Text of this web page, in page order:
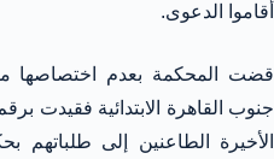
أقاموا الدعوى.
قضت المحكمة بعدم اختصاصها
جنوب القاهرة الابتدائية
الأخيرة الطاعنين إلى طلباتهم